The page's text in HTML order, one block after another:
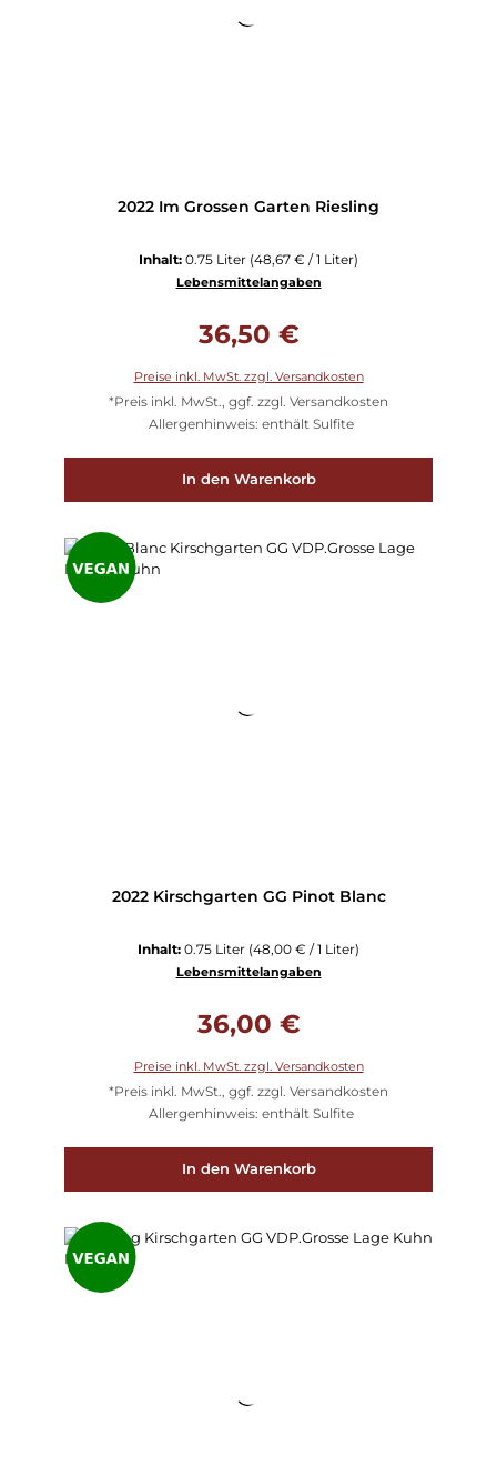
2022 Im Grossen Garten Riesling
Inhalt: 0.75 Liter (48,67 € / 1 Liter)
Lebensmittelangaben
36,50 €
Preise inkl. MwSt. zzgl. Versandkosten
*Preis inkl. MwSt., ggf. zzgl. Versandkosten
Allergenhinweis: enthält Sulfite
In den Warenkorb
2022 Kirschgarten GG Pinot Blanc
Inhalt: 0.75 Liter (48,00 € / 1 Liter)
Lebensmittelangaben
36,00 €
Preise inkl. MwSt. zzgl. Versandkosten
*Preis inkl. MwSt., ggf. zzgl. Versandkosten
Allergenhinweis: enthält Sulfite
In den Warenkorb